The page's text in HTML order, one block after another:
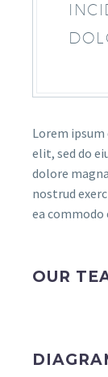
Lorem
elit, sed do
dolore
nostrud
ea commodo
OUR